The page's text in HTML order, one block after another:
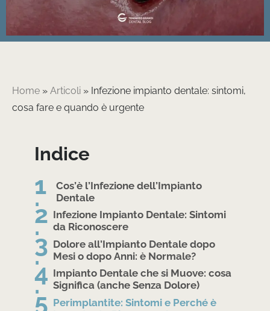
Home » Articoli » Infezione impianto dentale: sintomi,
cosa fare e quando è urgente
Indice
Cos’è l’Infezione dell’Impianto
Dentale
Infezione Impianto Dentale: Sintomi
da Riconoscere
Dolore all’Impianto Dentale dopo
Mesi o dopo Anni: è Normale?
Impianto Dentale che si Muove: cosa
Significa (anche Senza Dolore)
Perimplantite: Sintomi e Perché è